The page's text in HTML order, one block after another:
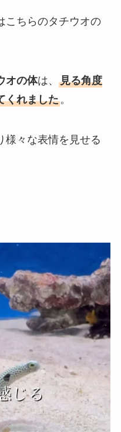
こちらのタチウオの
オの体は、 見る角度
くれました。
様々な表情を見せる